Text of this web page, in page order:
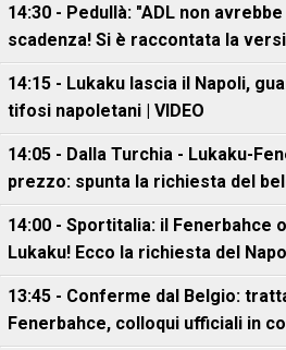
14:30 - Pedullà: "ADL non
scadenza! Si è raccontata la
14:15 - Lukaku lascia il Napoli,
tifosi napoletani | VIDEO
14:05 - Dalla Turchia - Lukaku-
prezzo: spunta la richiesta del
14:00 - Sportitalia: il Fenerbahce
Lukaku! Ecco la richiesta del
13:45 - Conferme dal Belgio:
Fenerbahce, colloqui ufficiali in